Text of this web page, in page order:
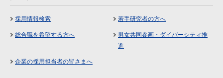
採用情報検索 若手研究者の方へ
総合職を希望する方へ
男女共同参画・ダイバーシティ推
進
企業の採用担当者の皆さまへ